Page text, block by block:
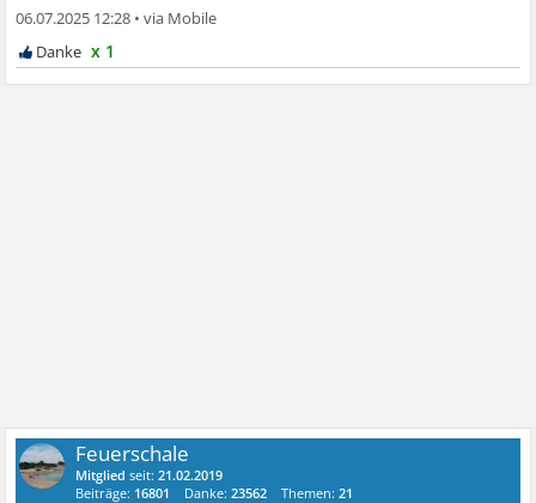
06.07.2025 12:28 •
x 1
Feuerschale
Mitglied seit:21.02.2019
Beiträge: 16801 Danke:23562 Themen:21